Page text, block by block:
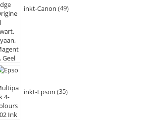
inkt-Canon 49
inkt-Epson 35